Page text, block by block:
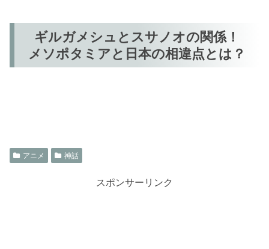
ギルガメシュとスサノオの関係！
メソポタミアと日本の相違点とは？
アニメ 神話
スポンサーリンク